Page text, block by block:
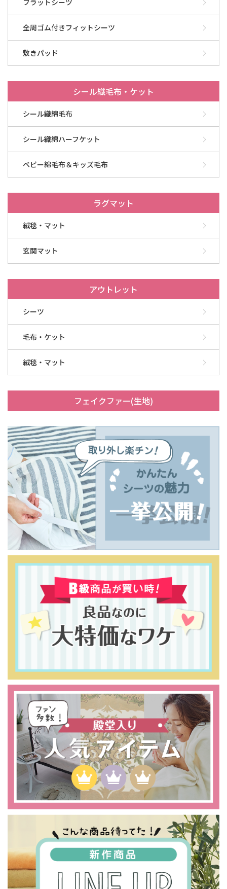
フラットシーツ
全周ゴム付きフィットシーツ
敷きパッド
シール織毛布・ケット
シール織綿毛布
シール織綿ハーフケット
ベビー綿毛布＆キッズ毛布
ラグマット
絨毯・マット
玄関マット
アウトレット
シーツ
毛布・ケット
絨毯・マット
フェイクファー(生地)